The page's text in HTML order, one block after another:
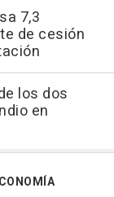
7,3
de cesión
los dos
en